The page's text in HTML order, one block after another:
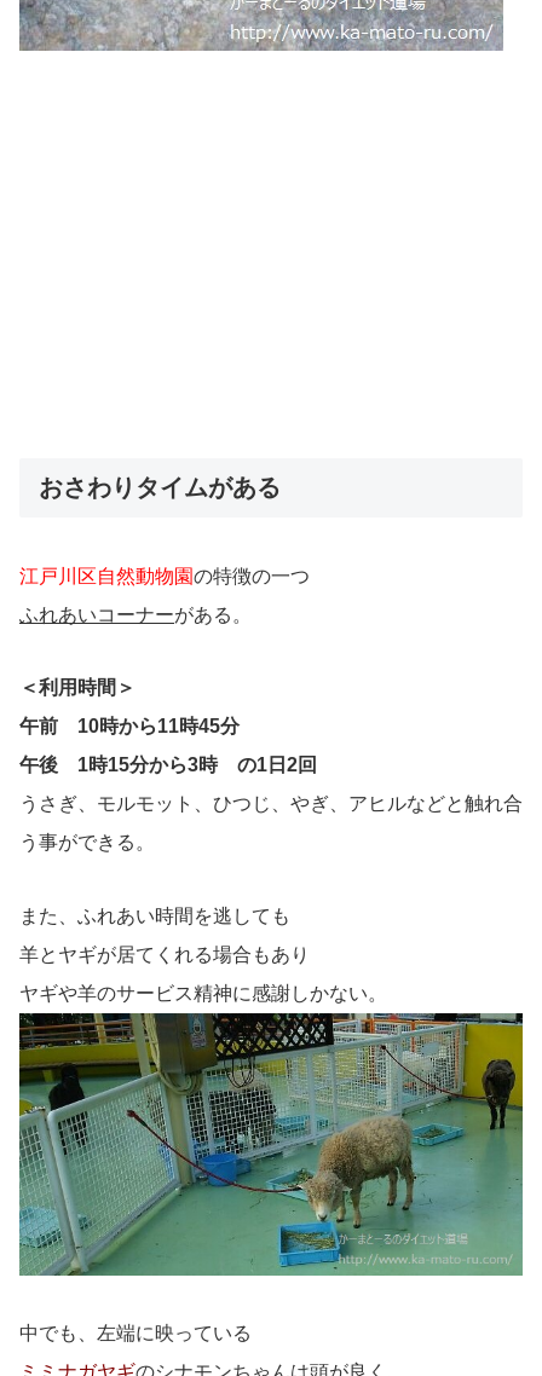
おさわりタイムがある
江戸川区自然動物園の特徴の一つ
ふれあいコーナーがある。
＜利用時間＞
午前 10時から11時45分
午後 1時15分から3時 の1日2回
うさぎ、モルモット、ひつじ、やぎ、アヒルなどと触れ合
う事ができる。
また、ふれあい時間を逃しても
羊とヤギが居てくれる場合もあり
ヤギや羊のサービス精神に感謝しかない。
中でも、左端に映っている
ミミナガヤギのシナモンちゃんは頭が良く、